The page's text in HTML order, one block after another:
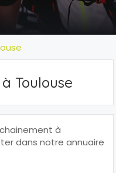
Toulouse
à
dans notre annuaire